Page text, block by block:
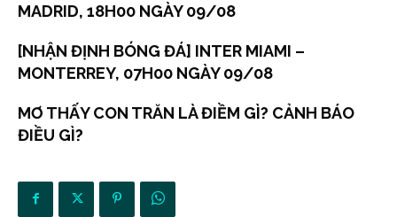
MADRID, 18H00 NGÀY 09/08
[NHẬN ĐỊNH BÓNG ĐÁ] INTER MIAMI –
MONTERREY, 07H00 NGÀY 09/08
MƠ THẤY CON TRĂN LÀ ĐIỀM GÌ? CẢNH BÁO
ĐIỀU GÌ?